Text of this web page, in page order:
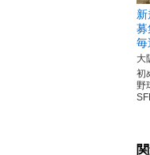
募
毎
大
初
野